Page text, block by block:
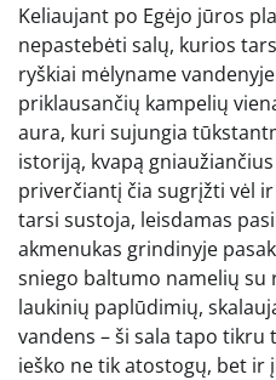
Keliaujant po Egėjo jūros
nepastebėti salų, kurios
ryškiai mėlyname
priklausančių kampelių
aura, kuri sujungia
istoriją, kvapą
priverčiantį čia sugrįžti vėl
tarsi sustoja, leisdamas
akmenukas grindinyje
sniego baltumo namelių su
laukinių paplūdimių,
vandens – ši sala tapo
ieško ne tik atostogų, bet ir